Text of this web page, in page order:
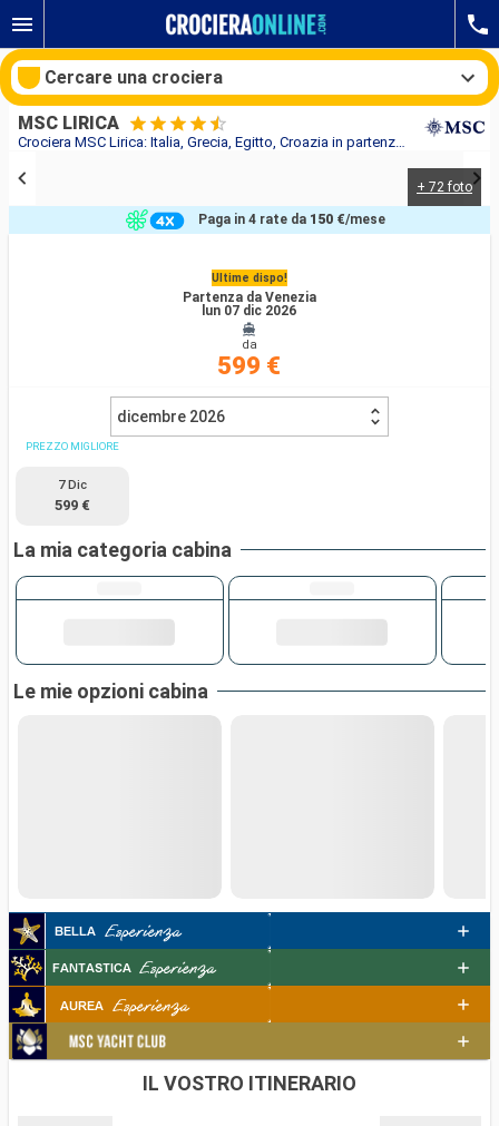
Crociera MSC Lirica: Italia, Grecia, Egitto, Croazia in partenza da Venezia
MSC LIRICA
+ 72 foto
Ultime dispo!
Partenza da Venezia
lun 07 dic 2026
da
599 €
Paga in 4 rate da150 €/mese
dicembre 2026
PREZZO MIGLIORE
7 Dic
599 €
La mia categoria cabina
Le mie opzioni cabina
IL VOSTRO ITINERARIO
Cercare una crociera
Compagnie
Ricerca